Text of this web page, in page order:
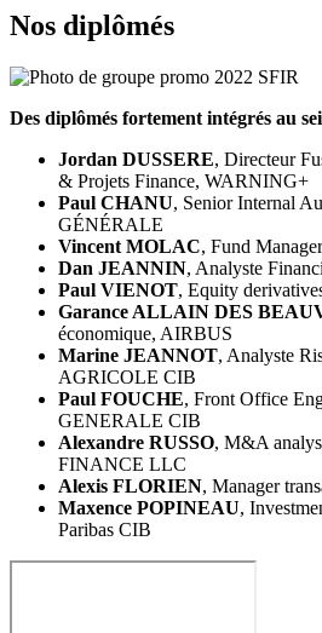
Nos diplômés
Des diplômés fortement intégrés au
Jordan DUSSERE, Directeur
& Projets Finance, WARNING+
Paul CHANU, Senior Internal
GÉNÉRALE
Vincent MOLAC, Fund
Dan JEANNIN, Analyste
Paul VIENOT, Equity
Garance ALLAIN DES
économique, AIRBUS
Marine JEANNOT, Analyste
AGRICOLE CIB
Paul FOUCHE, Front Office
GENERALE CIB
Alexandre RUSSO, M&A
FINANCE LLC
Alexis FLORIEN, Manager
Maxence POPINEAU,
Paribas CIB